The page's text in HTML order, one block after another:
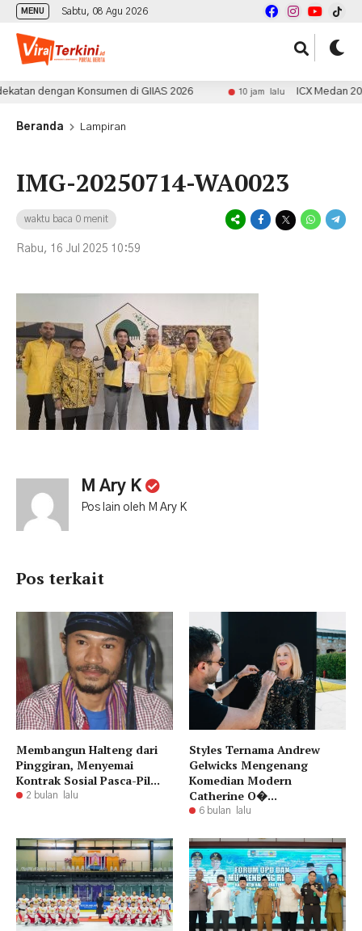
MENU Sabtu, 08 Agu 2026
dengan Konsumen di GIIAS 2026 10 jam lalu ICX Medan 2026
Beranda Lampiran
IMG-20250714-WA0023
waktu baca 0 menit
Rabu, 16 Jul 2025 10:59
M Ary K
Pos lain oleh M Ary K
Pos terkait
​Membangun Halteng dari
Pinggiran, Menyemai
Kontrak Sosial Pasca-Pil...
2 bulan lalu
Styles Ternama Andrew
Gelwicks Mengenang
Komedian Modern
Catherine O�...
6 bulan lalu